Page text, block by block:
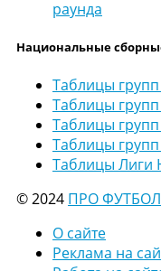
раунда
Национальные
Таблицы
Таблицы
Таблицы
Таблицы
Таблицы Лиги
© 2024 ПРО ФУТБОЛ
О сайте
Реклама на